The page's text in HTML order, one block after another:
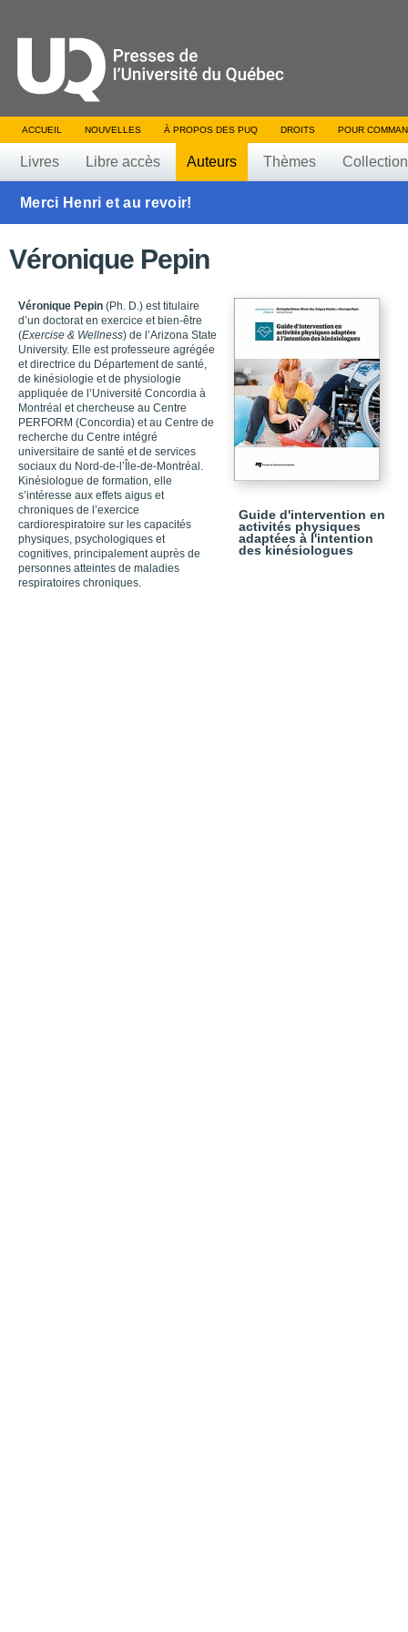
ACCUEIL NOUVELLES À PROPOS DES PUQ DROITS POUR
Livres Libre accès Auteurs Thèmes
Merci Henri et au revoir!
Véronique Pepin
Véronique Pepin (Ph. D.) est titulaire
d’un doctorat en exercice et bien-être
(Exercise & Wellness) de l’Arizona State
University. Elle est professeure agrégée
et directrice du Département de santé,
de kinésiologie et de physiologie
appliquée de l’Université Concordia à
Montréal et chercheuse au Centre
PERFORM (Concordia) et au Centre de
recherche du Centre intégré
universitaire de santé et de services
sociaux du Nord-de-l’Île-de-Montréal.
Kinésiologue de formation, elle
s’intéresse aux effets aigus et
chroniques de l’exercice
cardiorespiratoire sur les capacités
physiques, psychologiques et
cognitives, principalement auprès de
personnes atteintes de maladies
respiratoires chroniques.
Guide d'intervention en
activités physiques
adaptées à l'intention
des kinésiologues